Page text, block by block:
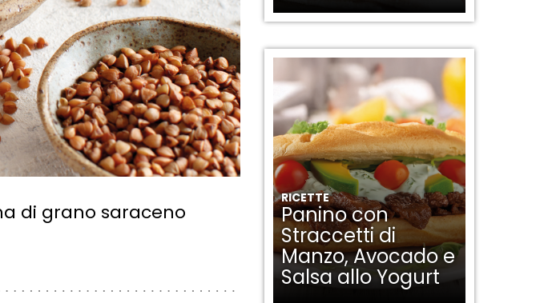
di grano saraceno
RICETTE
Panino con
Straccetti di
Manzo, Avocado e
Salsa allo Yogurt